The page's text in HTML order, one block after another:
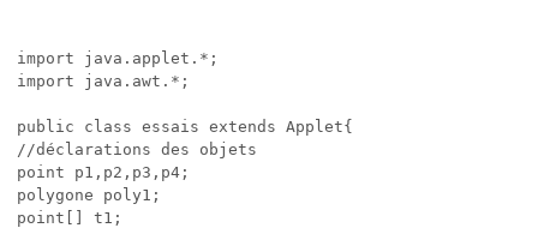
import java.applet.*;
import java.awt.*;
public class essais extends Applet{
//déclarations des objets
point p1,p2,p3,p4;
polygone poly1;
point[] t1;